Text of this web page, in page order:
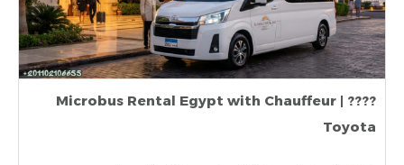
???? Microbus Rental Egypt with Chauffeur |
Toyota